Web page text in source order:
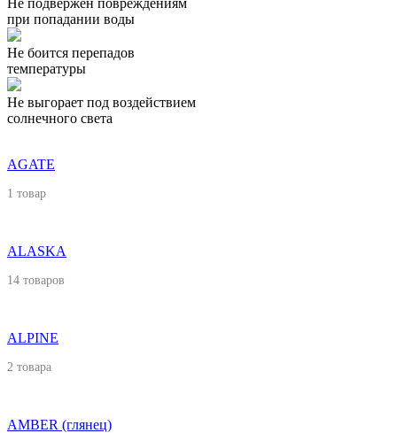
Не подвержен повреждениям
при попадании воды
Не боится перепадов
температуры
Не выгорает под воздействием
солнечного света
AGATE
1 товар
ALASKA
14 товаров
ALPINE
2 товара
AMBER (глянец)